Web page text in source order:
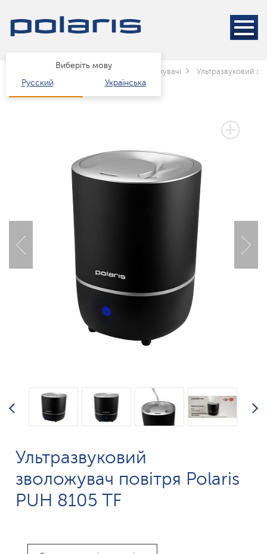
Виберіть мову
Русский
Українська
Каталог клімат зволожувачі Ультразвуковий
2 РОКИ ГАРАНТІЇ
Ультразвуковий
зволожувач повітря Polaris
PUH 8105 TF​